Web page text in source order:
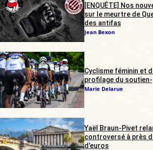
[ENQUÊTE] Nos
sur le meurtre de
des antifas
Jean Bexon
Cyclisme féminin et
profilage du
Marie Delarue
Yaël Braun-Pivet
controversé à près
d’euros